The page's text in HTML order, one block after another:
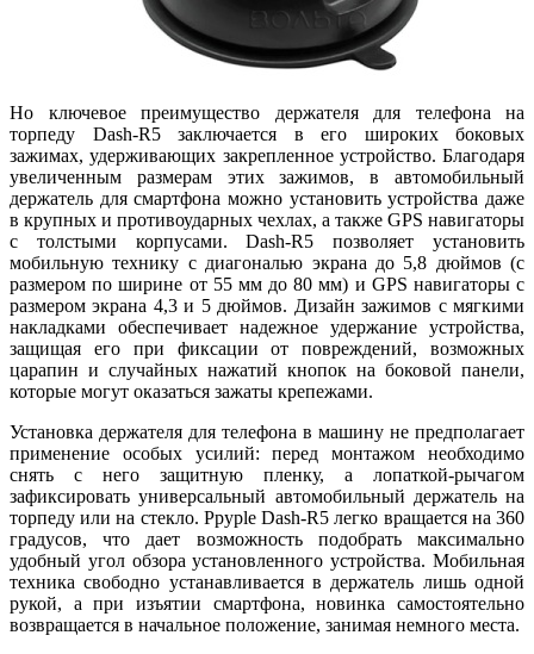
Но ключевое преимущество держателя для телефона на
торпеду Dash-R5 заключается в его широких боковых
зажимах, удерживающих закрепленное устройство. Благодаря
увеличенным размерам этих зажимов, в автомобильный
держатель для смартфона можно установить устройства даже
в крупных и противоударных чехлах, а также GPS навигаторы
с толстыми корпусами. Dash-R5 позволяет установить
мобильную технику с диагональю экрана до 5,8 дюймов (с
размером по ширине от 55 мм до 80 мм) и GPS навигаторы с
размером экрана 4,3 и 5 дюймов. Дизайн зажимов с мягкими
накладками обеспечивает надежное удержание устройства,
защищая его при фиксации от повреждений, возможных
царапин и случайных нажатий кнопок на боковой панели,
которые могут оказаться зажаты крепежами.
Установка держателя для телефона в машину не предполагает
применение особых усилий: перед монтажом необходимо
снять с него защитную пленку, а лопаткой-рычагом
зафиксировать универсальный автомобильный держатель на
торпеду или на стекло. Ppyple Dash-R5 легко вращается на 360
градусов, что дает возможность подобрать максимально
удобный угол обзора установленного устройства. Мобильная
техника свободно устанавливается в держатель лишь одной
рукой, а при изъятии смартфона, новинка самостоятельно
возвращается в начальное положение, занимая немного места.